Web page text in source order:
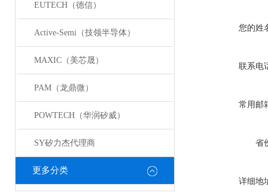
EUTECH（德信）
Active-Semi（技领半导体）
MAXIC（美芯晟）
PAM（龙鼎微）
POWTECH（华润矽威）
SY矽力杰代理商
更多分类
您的姓
联系电
常用邮
省
详细地